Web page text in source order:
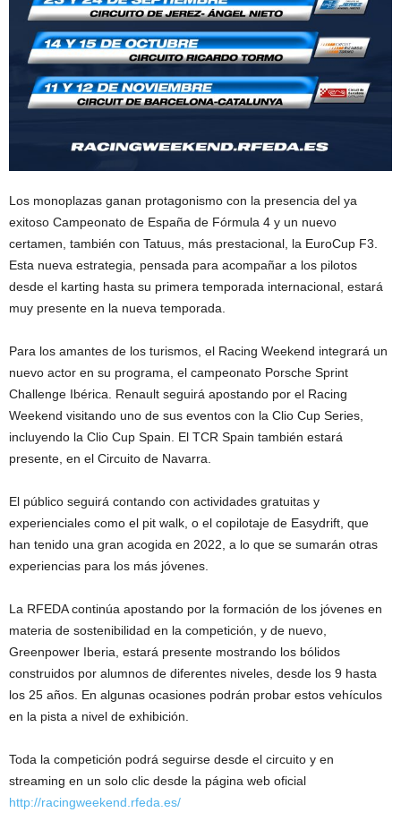
Los monoplazas ganan protagonismo con la presencia del ya
exitoso Campeonato de España de Fórmula 4 y un nuevo
certamen, también con Tatuus, más prestacional, la EuroCup F3.
Esta nueva estrategia, pensada para acompañar a los pilotos
desde el karting hasta su primera temporada internacional, estará
muy presente en la nueva temporada.
Para los amantes de los turismos, el Racing Weekend integrará un
nuevo actor en su programa, el campeonato Porsche Sprint
Challenge Ibérica. Renault seguirá apostando por el Racing
Weekend visitando uno de sus eventos con la Clio Cup Series,
incluyendo la Clio Cup Spain. El TCR Spain también estará
presente, en el Circuito de Navarra.
El público seguirá contando con actividades gratuitas y
experienciales como el pit walk, o el copilotaje de Easydrift, que
han tenido una gran acogida en 2022, a lo que se sumarán otras
experiencias para los más jóvenes.
La RFEDA continúa apostando por la formación de los jóvenes en
materia de sostenibilidad en la competición, y de nuevo,
Greenpower Iberia, estará presente mostrando los bólidos
construidos por alumnos de diferentes niveles, desde los 9 hasta
los 25 años. En algunas ocasiones podrán probar estos vehículos
en la pista a nivel de exhibición.
Toda la competición podrá seguirse desde el circuito y en
streaming en un solo clic desde la página web oficial
http://racingweekend.rfeda.es/